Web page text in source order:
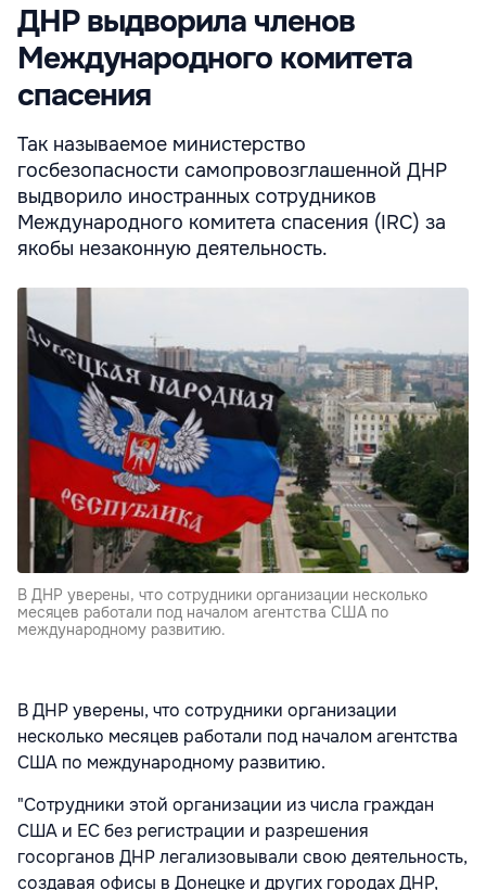
ДНР выдворила членов
Международного комитета
спасения
Так называемое министерство
госбезопасности самопровозглашенной ДНР
выдворило иностранных сотрудников
Международного комитета спасения (IRC) за
якобы незаконную деятельность.
В ДНР уверены, что сотрудники организации несколько
месяцев работали под началом агентства США по
международному развитию.
В ДНР уверены, что сотрудники организации
несколько месяцев работали под началом агентства
США по международному развитию.
"Сотрудники этой организации из числа граждан
США и ЕС без регистрации и разрешения
госорганов ДНР легализовывали свою деятельность,
создавая офисы в Донецке и других городах ДНР,